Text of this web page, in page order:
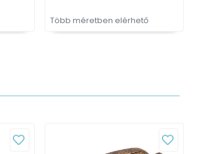
Több méretben elérhető